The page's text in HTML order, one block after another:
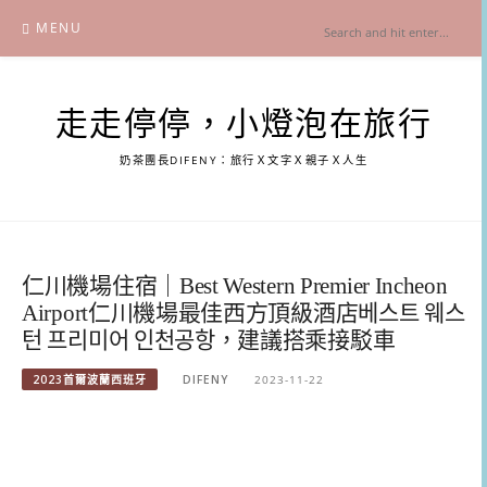
content
MENU
走走停停，小燈泡在旅行
奶茶團長DIFENY：旅行Ｘ文字Ｘ親子Ｘ人生
仁川機場住宿｜Best Western Premier Incheon
Airport仁川機場最佳西方頂級酒店베스트 웨스
턴 프리미어 인천공항，建議搭乘接駁車
2023首爾波蘭西班牙 DIFENY 2023-11-22